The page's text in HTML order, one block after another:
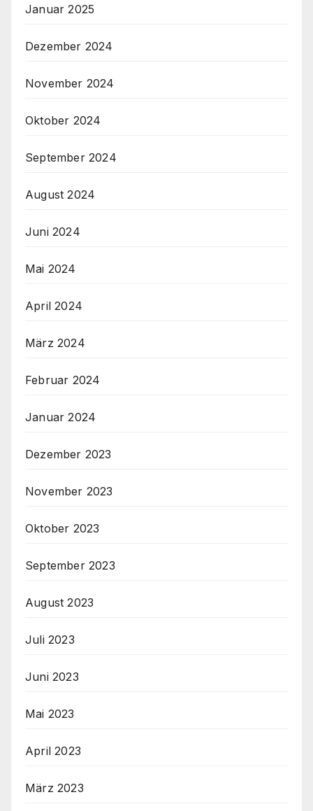
Januar 2025
Dezember 2024
November 2024
Oktober 2024
September 2024
August 2024
Juni 2024
Mai 2024
April 2024
März 2024
Februar 2024
Januar 2024
Dezember 2023
November 2023
Oktober 2023
September 2023
August 2023
Juli 2023
Juni 2023
Mai 2023
April 2023
März 2023